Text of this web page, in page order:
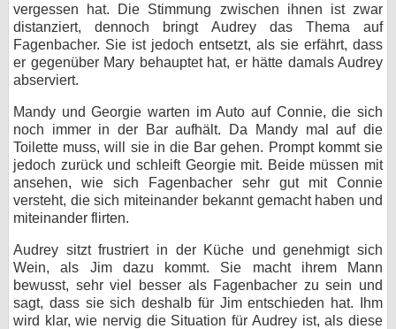
vergessen hat. Die Stimmung zwischen ihnen ist zwar
distanziert, dennoch bringt Audrey das Thema auf
Fagenbacher. Sie ist jedoch entsetzt, als sie erfährt, dass
er gegenüber Mary behauptet hat, er hätte damals Audrey
abserviert.
Mandy und Georgie warten im Auto auf Connie, die sich
noch immer in der Bar aufhält. Da Mandy mal auf die
Toilette muss, will sie in die Bar gehen. Prompt kommt sie
jedoch zurück und schleift Georgie mit. Beide müssen mit
ansehen, wie sich Fagenbacher sehr gut mit Connie
versteht, die sich miteinander bekannt gemacht haben und
miteinander flirten.
Audrey sitzt frustriert in der Küche und genehmigt sich
Wein, als Jim dazu kommt. Sie macht ihrem Mann
bewusst, sehr viel besser als Fagenbacher zu sein und
sagt, dass sie sich deshalb für Jim entschieden hat. Ihm
wird klar, wie nervig die Situation für Audrey ist, als diese